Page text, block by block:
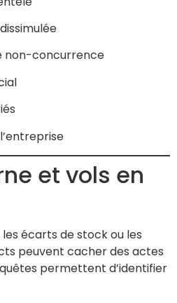
non-concurrence
et vols en
écarts de stock ou les
peuvent cacher des actes
permettent d’identifier